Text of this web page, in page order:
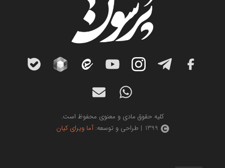
کلیه حقوق مادی و معنوی محفوظ است.
1399 | طراحی و توسعه:
آما ویرای کیان